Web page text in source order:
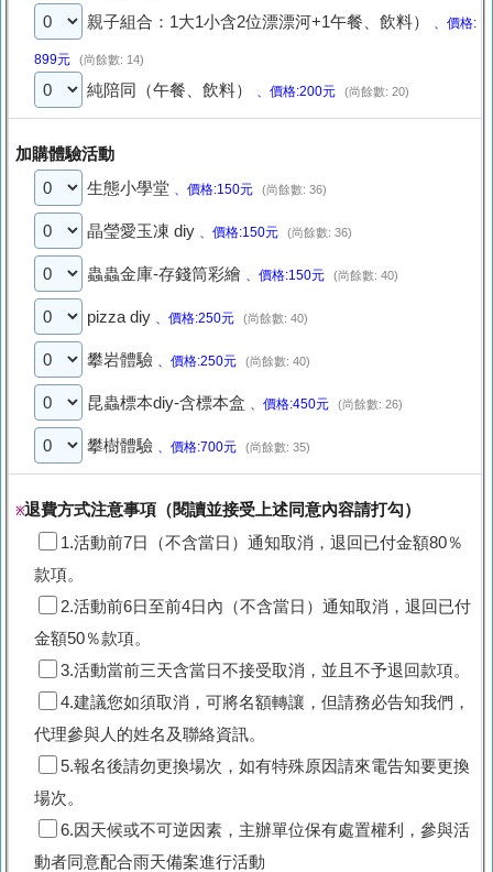
親子組合：1大1小含2位漂漂河+1午餐、飲料） 、價格:
899元 (尚餘數: 14)
純陪同（午餐、飲料） 、價格:200元 (尚餘數: 20)
加購體驗活動
生態小學堂 、價格:150元 (尚餘數: 36)
晶瑩愛玉凍 diy 、價格:150元 (尚餘數: 36)
蟲蟲金庫-存錢筒彩繪 、價格:150元 (尚餘數: 40)
pizza diy 、價格:250元 (尚餘數: 40)
攀岩體驗 、價格:250元 (尚餘數: 40)
昆蟲標本diy-含標本盒 、價格:450元 (尚餘數: 26)
攀樹體驗 、價格:700元 (尚餘數: 35)
※退費方式注意事項（閱讀並接受上述同意內容請打勾）
1.活動前7日（不含當日）通知取消，退回已付金額80％
款項。
2.活動前6日至前4日內（不含當日）通知取消，退回已付
金額50％款項。
3.活動當前三天含當日不接受取消，並且不予退回款項。
4.建議您如須取消，可將名額轉讓，但請務必告知我們，
代理參與人的姓名及聯絡資訊。
5.報名後請勿更換場次，如有特殊原因請來電告知要更換
場次。
6.因天候或不可逆因素，主辦單位保有處置權利，參與活
動者同意配合雨天備案進行活動